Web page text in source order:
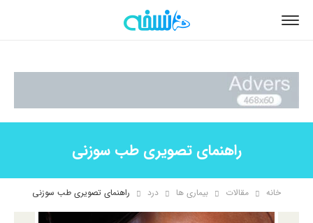
راهنمای تصویری طب سوزنی
خانه مقالات بیماری ها درد راهنمای تصویری طب سوزنی